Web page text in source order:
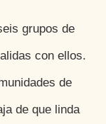
grupos de
con ellos.
de
de que linda